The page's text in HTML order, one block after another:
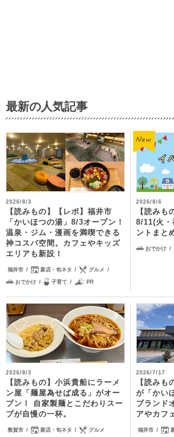
最新の人気記事
2026/8/3
【読みもの】【レポ】福井市
「かいほつの湯」8/3オープン！
温泉・ジム・漫画を満喫できる
神コスパ空間。カフェやキッズ
エリアも新設！
福井市 新店・旬ネタ グルメ
おでかけ 子育て PR
2026/8/6
【読みも
8/11(火・
ントまと
おでかけ
2026/8/3
【読みもの】小浜貴船にラーメ
ン屋「麺屋為せば成る」がオー
プン！ 自家製麺とこだわりスー
プが自慢の一杯。
敦賀市 新店・旬ネタ グルメ
2026/7/17
【読みも
が「かい
ブランド
アやカフ
福井市